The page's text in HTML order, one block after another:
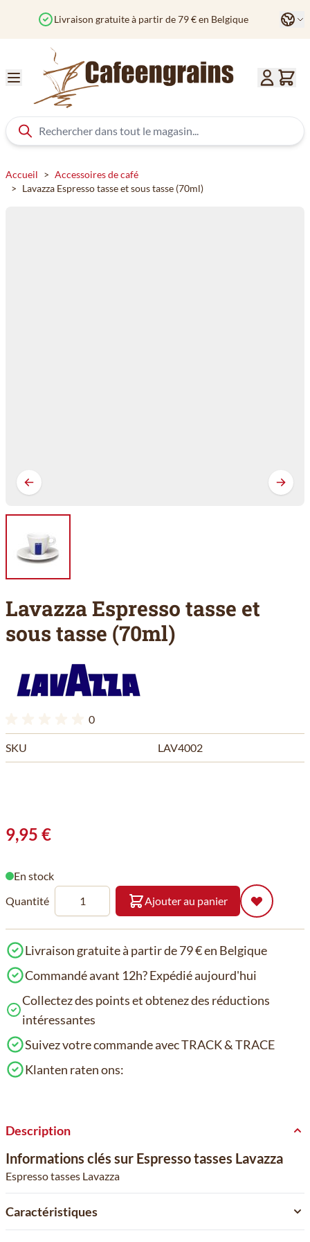
Commandé avant 12h? Expédié aujourd'hui
Accueil > Accessoires de café
> Lavazza Espresso tasse et sous tasse (70ml)
Lavazza Espresso tasse et
sous tasse (70ml)
0
SKU LAV4002
9,95 €
En stock
Quantité
Ajouter au panier
Livraison gratuite à partir de 79 € en Belgique
Commandé avant 12h? Expédié aujourd'hui
Collectez des points et obtenez des réductions
intéressantes
Suivez votre commande avec TRACK & TRACE
Klanten raten ons:
Description
Informations clés sur Espresso tasses Lavazza
Espresso tasses Lavazza
Caractéristiques